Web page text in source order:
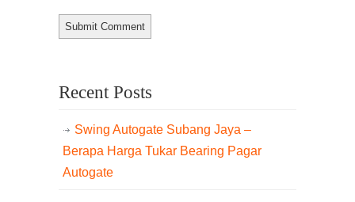
Recent Posts
Swing Autogate Subang Jaya –
Berapa Harga Tukar Bearing Pagar
Autogate